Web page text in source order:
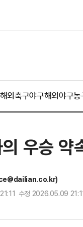
해외축구야구해외야구농
우승
수정 2026.05.09